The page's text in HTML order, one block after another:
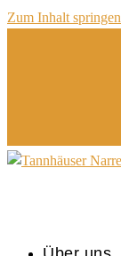
Zum Inhalt springen